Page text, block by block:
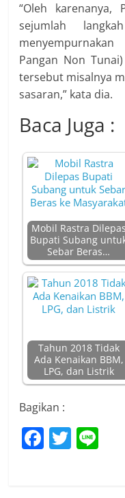
“Oleh karenanya,
sejumlah
Pangan Non
tersebut misalnya
sasaran,” kata dia.
Baca Juga :
Mobil Rastra Dilepas
Bupati Subang
Sebar Beras…
Tahun 2018 Tidak
Ada Kenaikan BBM,
LPG, dan Listrik
Bagikan :
F T